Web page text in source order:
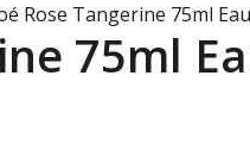
Rose Tangerine 75ml
75ml